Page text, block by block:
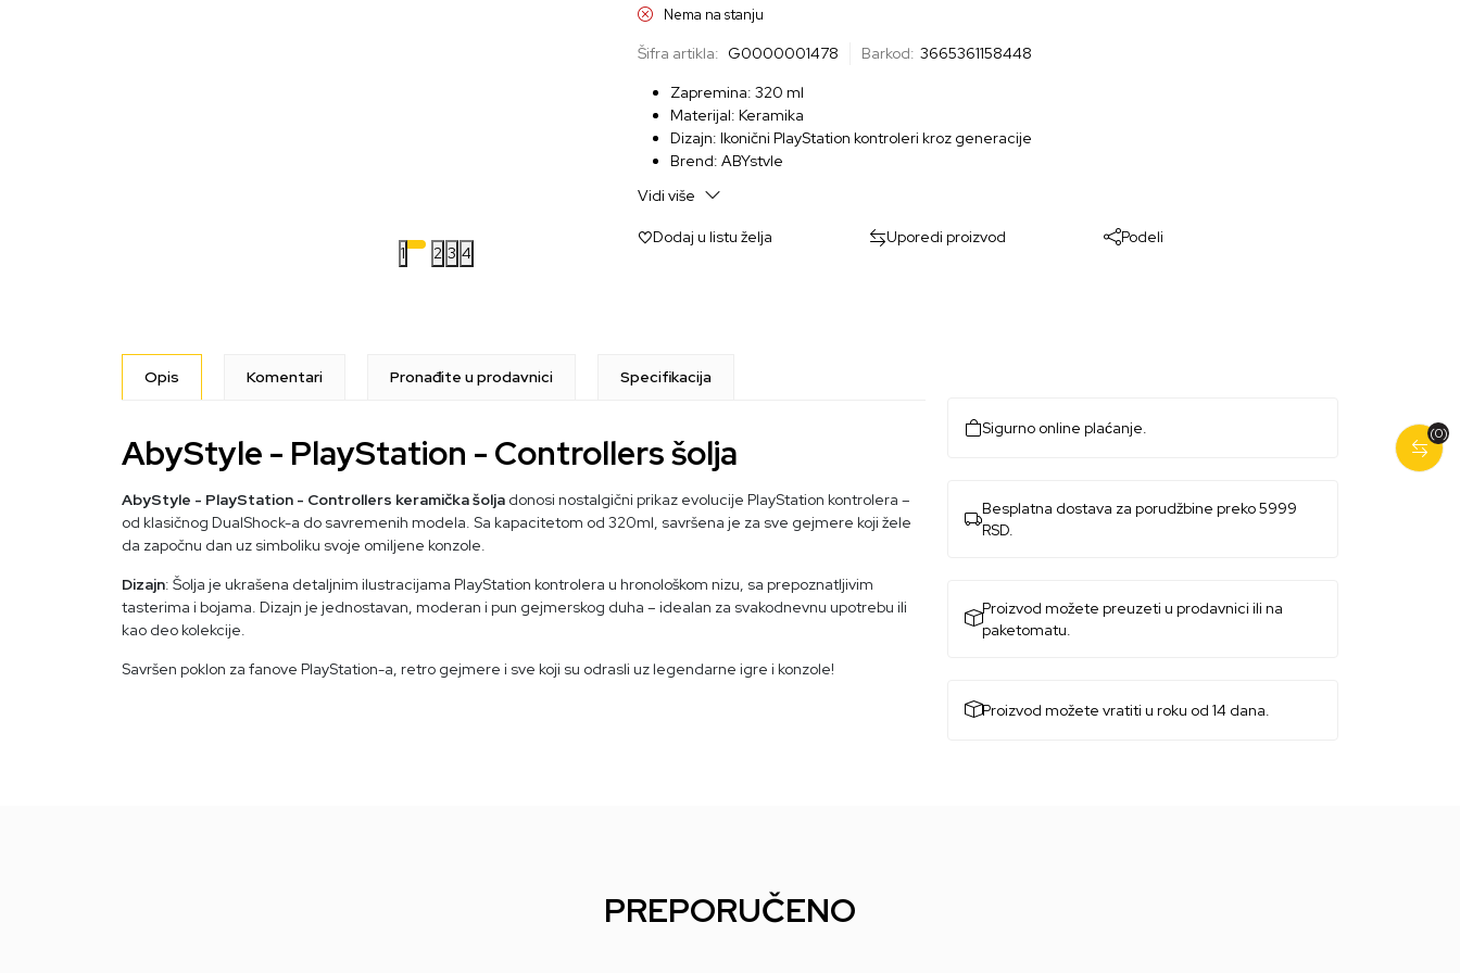
1 2 3 4
Nema na stanju
Šifra artikla: G0000001478 Barkod: 3665361158448
Zapremina: 320 ml
Materijal: Keramika
Dizajn: Ikonični PlayStation kontroleri kroz generacije
Brend: ABYstyle
Pogodna za mikrotalasnu i mašinu za sudove
Vidi više
Dodaj u listu želja Uporedi proizvod Podeli
(0)
Opis Komentari Pronađite u prodavnici Specifikacija
AbyStyle - PlayStation - Controllers šolja
AbyStyle - PlayStation - Controllers keramička šolja donosi nostalgični prikaz evolucije PlayStation kontrolera –
od klasičnog DualShock-a do savremenih modela. Sa kapacitetom od 320ml, savršena je za sve gejmere koji žele
da započnu dan uz simboliku svoje omiljene konzole.
Dizajn: Šolja je ukrašena detaljnim ilustracijama PlayStation kontrolera u hronološkom nizu, sa prepoznatljivim
tasterima i bojama. Dizajn je jednostavan, moderan i pun gejmerskog duha – idealan za svakodnevnu upotrebu ili
kao deo kolekcije.
Savršen poklon za fanove PlayStation-a, retro gejmere i sve koji su odrasli uz legendarne igre i konzole!
Sigurno online plaćanje.
Besplatna dostava za porudžbine preko 5999
RSD.
Proizvod možete preuzeti u prodavnici ili na
paketomatu.
Proizvod možete vratiti u roku od 14 dana.
PREPORUČENO